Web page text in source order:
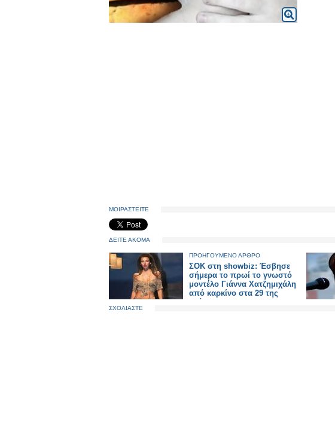
ΜΟΙΡΑΣΤΕΙΤΕ
ΔΕΙΤΕ ΑΚΟΜΑ
ΠΡΟΗΓΟΥΜΕΝΟ ΑΡΘΡΟ
ΣΟΚ στη showbiz: Έσβησε
σήμερα το πρωί το γνωστό
μοντέλο Γιάννα Χατζημιχάλη
από καρκίνο στα 29 της
χρόνια
ΣΧΟΛΙΑΣΤΕ